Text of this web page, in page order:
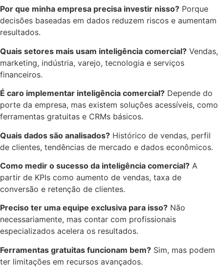
Por que minha empresa precisa investir nisso? Porque
decisões baseadas em dados reduzem riscos e aumentam
resultados.
Quais setores mais usam inteligência comercial? Vendas,
marketing, indústria, varejo, tecnologia e serviços
financeiros.
É caro implementar inteligência comercial? Depende do
porte da empresa, mas existem soluções acessíveis, como
ferramentas gratuitas e CRMs básicos.
Quais dados são analisados? Histórico de vendas, perfil
de clientes, tendências de mercado e dados econômicos.
Como medir o sucesso da inteligência comercial? A
partir de KPIs como aumento de vendas, taxa de
conversão e retenção de clientes.
Preciso ter uma equipe exclusiva para isso? Não
necessariamente, mas contar com profissionais
especializados acelera os resultados.
Ferramentas gratuitas funcionam bem? Sim, mas podem
ter limitações em recursos avançados.